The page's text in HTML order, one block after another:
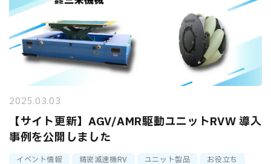
2025.03.03
【サイト更新】AGV/AMR駆動ユニットRVW 導入
事例を公開しました
イベント情報 精密減速機RV ユニット製品 お役立ち